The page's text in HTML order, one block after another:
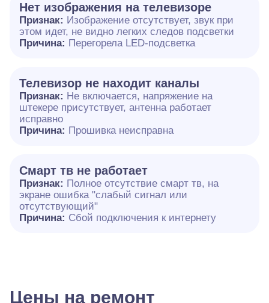
Нет изображения на телевизоре
Признак: Изображение отсутствует, звук при
этом идет, не видно легких следов подсветки
Причина: Перегорела LED-подсветка
Телевизор не находит каналы
Признак: Не включается, напряжение на
штекере присутствует, антенна работает
исправно
Причина: Прошивка неисправна
Смарт тв не работает
Признак: Полное отсутствие смарт тв, на
экране ошибка "слабый сигнал или
отсутствующий"
Причина: Сбой подключения к интернету
Цены на ремонт